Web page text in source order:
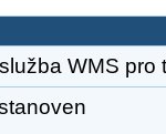
WMS pro